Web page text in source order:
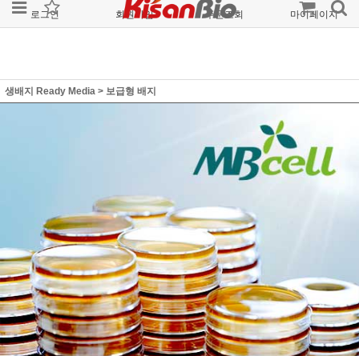
로그인 회원가입 주문조회 마이페이지
생배지 Ready Media > 보급형 배지